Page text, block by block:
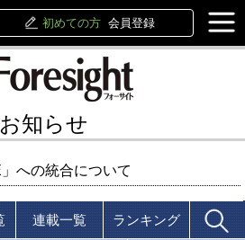
初めての方 会員登録
お知らせ
への統合について
連載一覧 ランキング